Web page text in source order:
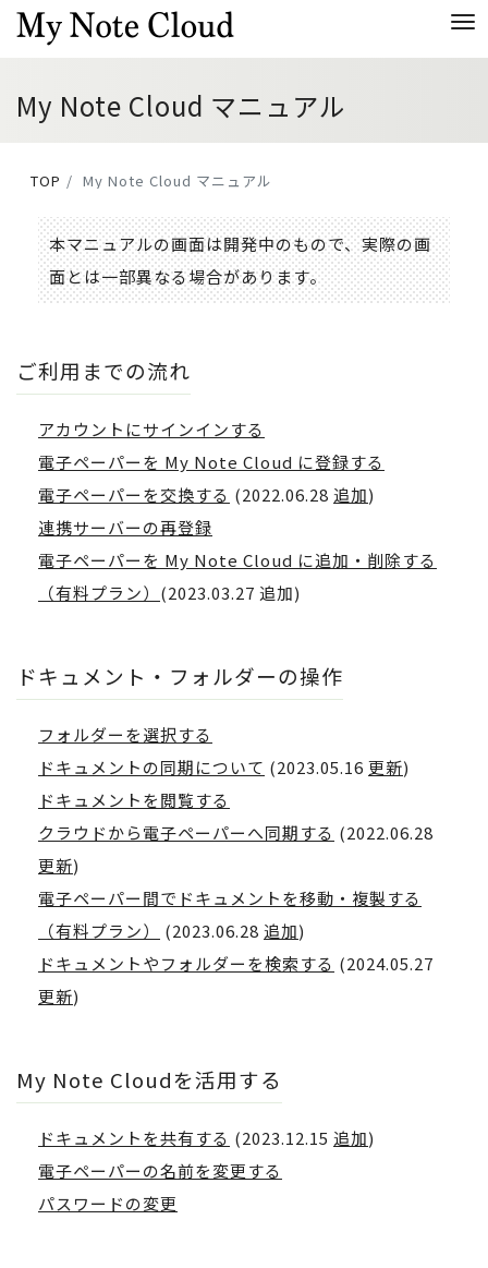
My Note Cloud マニュアル
TOP My Note Cloud マニュアル
本マニュアルの画面は開発中のもので、実際の画
面とは一部異なる場合があります。
ご利用までの流れ
アカウントにサインインする
電子ペーパーを My Note Cloud に登録する
電子ペーパーを交換する (2022.06.28 追加)
連携サーバーの再登録
電子ペーパーを My Note Cloud に追加・削除する
（有料プラン） (2023.03.27 追加)
ドキュメント・フォルダーの操作
フォルダーを選択する
ドキュメントの同期について (2023.05.16 更新)
ドキュメントを閲覧する
クラウドから電子ペーパーへ同期する (2022.06.28
更新)
電子ペーパー間でドキュメントを移動・複製する
（有料プラン）
(2023.06.28 追加)
ドキュメントやフォルダーを検索する (2024.05.27
更新)
My Note Cloudを活用する
ドキュメントを共有する (2023.12.15 追加)
電子ペーパーの名前を変更する
パスワードの変更